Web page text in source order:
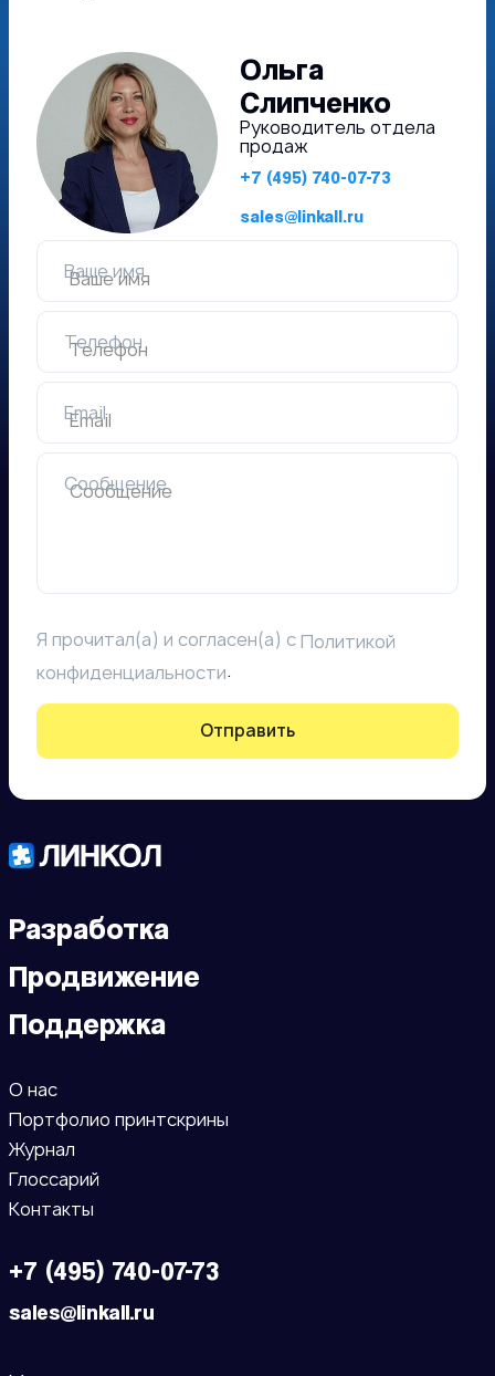
Ольга
Слипченко
Руководитель отдела
продаж
+7 (495) 740-07-73
sales@linkall.ru
Ваше имя
Телефон
Email
Сообщение
Я прочитал(а) и согласен(а) сПолитикой
конфиденциальности.
Отправить
Разработка
Продвижение
Поддержка
О нас
Портфолио принтскрины
Журнал
Глоссарий
Контакты
+7 (495) 740-07-73
sales@linkall.ru